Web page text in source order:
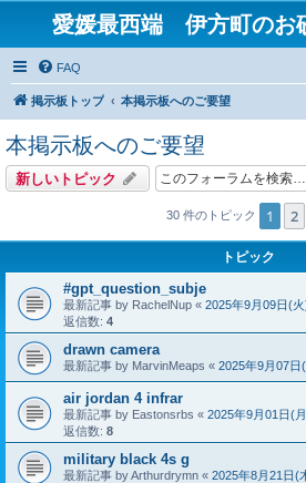
愛媛最西端 伊方町のお
FAQ
掲示板トップ 本掲示板へのご要望
本掲示板へのご要望
新しいトピック
30 件のトピック 1 2
トピック
#gpt_question_subje
最新記事 by RachelNup « 2025年9月09日(
返信数: 4
drawn camera
最新記事 by MarvinMeaps « 2025年9月07日
air jordan 4 infrar
最新記事 by Eastonsrbs « 2025年9月01日(
返信数: 8
military black 4s g
最新記事 byArthurdrymn « 2025年8月21日(